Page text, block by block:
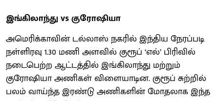
இங்கிலாந்து vs குரோஷியா
அமெரிக்காவின் டல்லாஸ் நகரில் இந்திய நேரப்படி
நள்ளிரவு 1.30 மணி அளவில் குரூப் ‘எல்’ பிரிவில்
நடைபெற்ற ஆட்டத்தில் இங்கிலாந்து மற்றும்
குரோஷியா அணிகள் விளையாடின. குரூப் சுற்றில்
பலம் வாய்ந்த இரண்டு அணிகளின் மோதலாக இந்த